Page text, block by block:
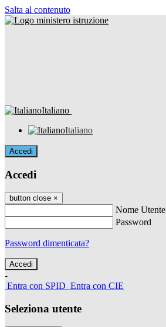
Salta al contenuto
Italiano
Italiano
Accedi
Accedi
button close ×
Nome Utente
Password
Password dimenticata?
-
Entra con SPID Entra con CIE
Seleziona utente